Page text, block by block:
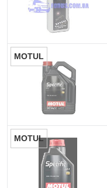
MOTUL
MOTUL